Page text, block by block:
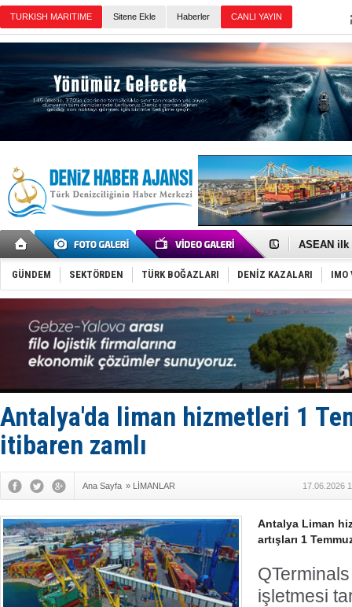
TURKISH MARITIME Sitene Ekle Haberler CANLI YAYIN
D-Marin,
ASEAN ilk
TAYK -
İstanbul
Tersane
İngiliz
FESCO,
DESE,
35 milyon
İnsansız
Anadolu
GÜNDEM SEKTÖRDEN TÜRK BOĞAZLARI DENİZ KAZALARI IMO
Antalya'da liman hizmetleri 1
itibaren zamlı
Ana Sayfa » LİMANLAR 17.06.2026
Antalya Liman
artışları 1
işletmesi